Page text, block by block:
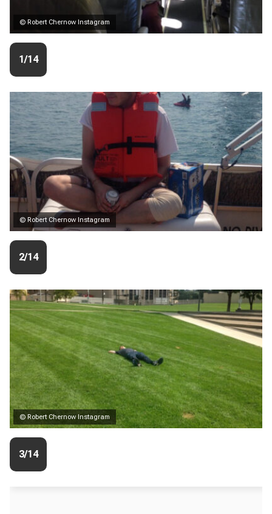
© Robert Chernow Instagram
1/14
© Robert Chernow Instagram
2/14
© Robert Chernow Instagram
3/14